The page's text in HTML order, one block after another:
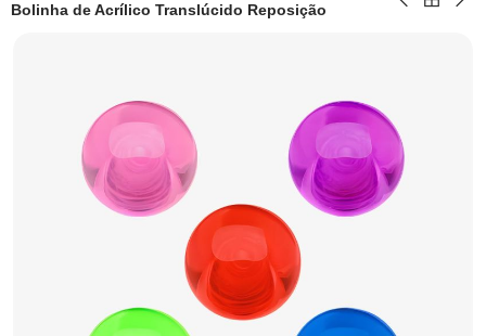
Bolinha de Acrílico Translúcido Reposição